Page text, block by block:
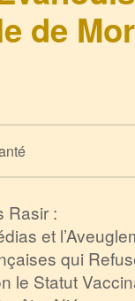
de
Rasir :
et
qui
le Statut